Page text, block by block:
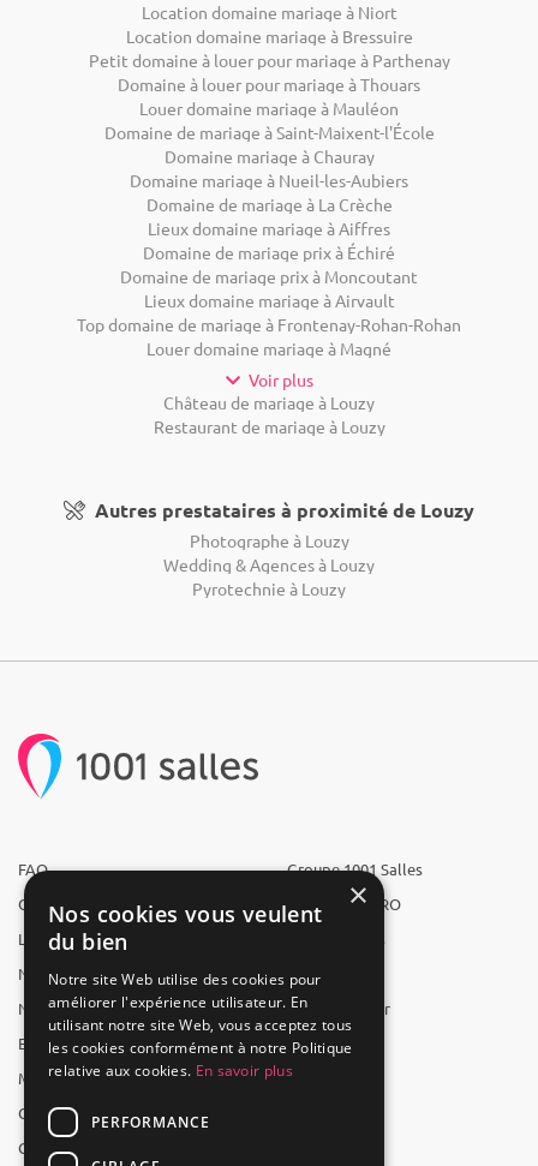
Location domaine mariage à Niort
Location domaine mariage à Bressuire
Petit domaine à louer pour mariage à Parthenay
Domaine à louer pour mariage à Thouars
Louer domaine mariage à Mauléon
Domaine de mariage à Saint-Maixent-l'École
Domaine mariage à Chauray
Domaine mariage à Nueil-les-Aubiers
Domaine de mariage à La Crèche
Lieux domaine mariage à Aiffres
Domaine de mariage prix à Échiré
Domaine de mariage prix à Moncoutant
Lieux domaine mariage à Airvault
Top domaine de mariage à Frontenay-Rohan-Rohan
Louer domaine mariage à Magné
Voir plus
Château de mariage à Louzy
Restaurant de mariage à Louzy
Autres prestataires à proximité de Louzy
Photographe à Louzy
Wedding & Agences à Louzy
Pyrotechnie à Louzy
FAQ
Qui sommes-nous ?
L'équipe
Nous recrutons
Nos partenaires
Espace presse
Mentions légales
CGV
CGU
Groupe 1001 Salles
1001 Salles PRO
1001 Traiteurs
1001 Artistes
Reserverunbar
MP2
×
Nos cookies vous veulent
du bien
Notre site Web utilise des cookies pour
améliorer l'expérience utilisateur. En
utilisant notre site Web, vous acceptez tous
les cookies conformément à notre Politique
relative aux cookies. En savoir plus
PERFORMANCE